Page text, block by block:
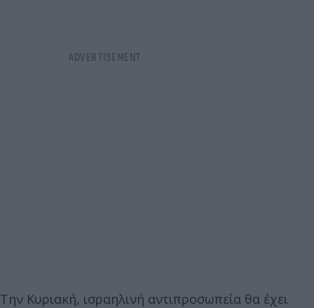
Την Κυριακή, ισραηλινή αντιπροσωπεία θα έχει